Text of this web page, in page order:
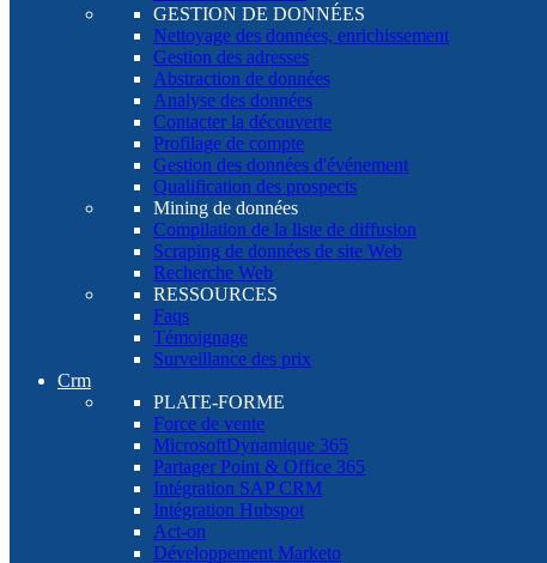
GESTION DE DONNÉES
Nettoyage des données, enrichissement
Gestion des adresses
Abstraction de données
Analyse des données
Contacter la découverte
Profilage de compte
Gestion des données d'événement
Qualification des prospects
Mining de données
Compilation de la liste de diffusion
Scraping de données de site Web
Recherche Web
RESSOURCES
Faqs
Témoignage
Surveillance des prix
Crm
PLATE-FORME
Force de vente
MicrosoftDynamique 365
Partager Point & Office 365
Intégration SAP CRM
Intégration Hubspot
Act-on
Développement Marketo